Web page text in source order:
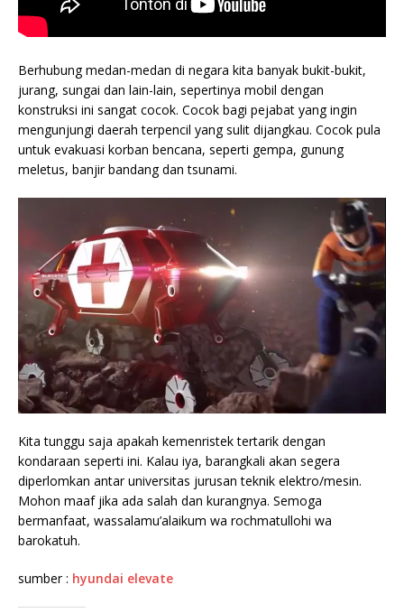
Berhubung medan-medan di negara kita banyak bukit-bukit,
jurang, sungai dan lain-lain, sepertinya mobil dengan
konstruksi ini sangat cocok. Cocok bagi pejabat yang ingin
mengunjungi daerah terpencil yang sulit dijangkau. Cocok pula
untuk evakuasi korban bencana, seperti gempa, gunung
meletus, banjir bandang dan tsunami.
Kita tunggu saja apakah kemenristek tertarik dengan
kondaraan seperti ini. Kalau iya, barangkali akan segera
diperlomkan antar universitas jurusan teknik elektro/mesin.
Mohon maaf jika ada salah dan kurangnya. Semoga
bermanfaat, wassalamu’alaikum wa rochmatullohi wa
barokatuh.
sumber : hyundai elevate